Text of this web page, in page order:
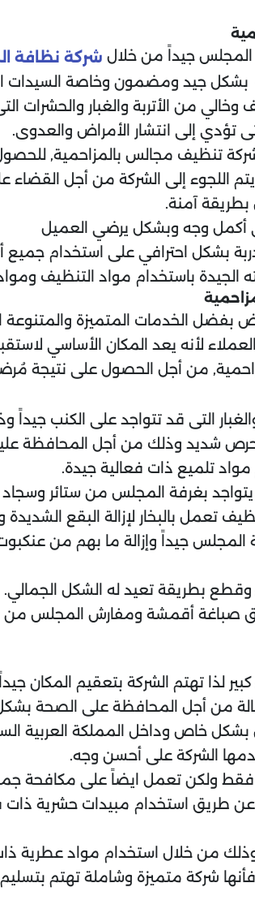
جيداً من خلال شركة نظافة
بشكل جيد ومضمون وخاصة السيدات
من الأتربة والغبار والحشرات
تؤدي إلى انتشار الأمراض والعدوى.
,شركة تنظيف مجالس بالمزاحمية,
اللجوء إلى الشركة من أجل القضاء
بطريقة آمنة.
أكمل وجه وبشكل يرضي العميل
بشكل احترافي على استخدام جميع
الجيدة باستخدام مواد التنظيف
بفضل الخدمات المتميزة
لأنه يعد المكان الأساسي
من أجل الحصول على نتيجة
التى قد تتواجد على الكنب
بحرص شديد وذلك من أجل المحافظة
تلميع ذات فعالية جيدة.
بغرفة المجلس من ستائر وسجاد
بالبخار لإزالة البقع
جيداً وإزالة ما بهم من
بطريقة تعيد له الشكل الجمالي.
صباغة أقمشة ومفارش المجلس من
لذا تهتم الشركة بتعقيم المكان جيداً
من أجل المحافظة على الصحة
خاص وداخل المملكة العربية
الشركة على أحسن وجه.
ولكن تعمل ايضاً على مكافحة
طريق استخدام مبيدات حشرية ذات
من خلال استخدام مواد عطرية
فأنها شركة متميزة وشاملة تهتم